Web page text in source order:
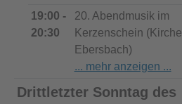
19:00 -
20:30
20. Abendmusik im
Kerzenschein (Kirche
Ebersbach)
Drittletzter Sonntag des